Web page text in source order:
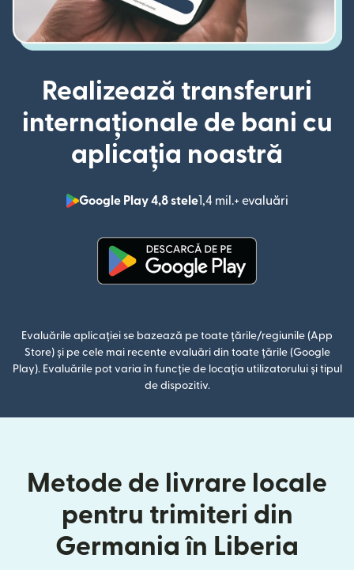
Realizează transferuri
internaționale de bani cu
aplicația noastră
Google Play 4,8 stele1,4 mil.+ evaluări
(se
Evaluările aplicației se bazează pe toate țările/regiunile (App
Store) și pe cele mai recente evaluări din toate țările (Google
Play). Evaluările pot varia în funcție de locația utilizatorului și tipul
de dispozitiv.
Metode de livrare locale
pentru trimiteri din
Germania în Liberia